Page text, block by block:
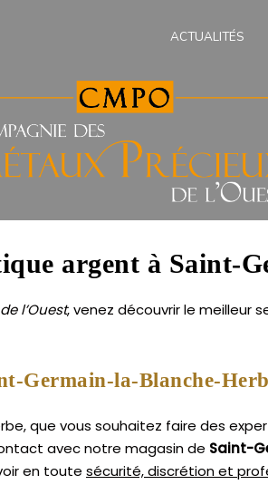
ACTUALITÉS
argent à Saint-
l’Ouest, venez découvrir le meilleur
Germain-la-Blanche-
que vous souhaitez faire des
avec notre magasin de Saint-
en toute sécurité, discrétion et